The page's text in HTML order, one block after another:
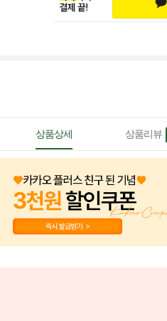
상품상세 상품리뷰